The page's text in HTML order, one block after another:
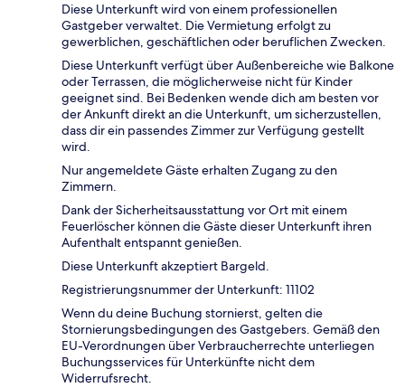
Diese Unterkunft wird von einem professionellen
Gastgeber verwaltet. Die Vermietung erfolgt zu
gewerblichen, geschäftlichen oder beruflichen Zwecken.
Diese Unterkunft verfügt über Außenbereiche wie Balkone
oder Terrassen, die möglicherweise nicht für Kinder
geeignet sind. Bei Bedenken wende dich am besten vor
der Ankunft direkt an die Unterkunft, um sicherzustellen,
dass dir ein passendes Zimmer zur Verfügung gestellt
wird.
Nur angemeldete Gäste erhalten Zugang zu den
Zimmern.
Dank der Sicherheitsausstattung vor Ort mit einem
Feuerlöscher können die Gäste dieser Unterkunft ihren
Aufenthalt entspannt genießen.
Diese Unterkunft akzeptiert Bargeld.
Registrierungsnummer der Unterkunft: 11102
Wenn du deine Buchung stornierst, gelten die
Stornierungsbedingungen des Gastgebers. Gemäß den
EU-Verordnungen über Verbraucherrechte unterliegen
Buchungsservices für Unterkünfte nicht dem
Widerrufsrecht.